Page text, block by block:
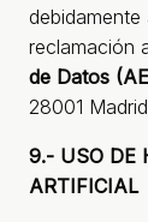
reclamación
de Datos
28001
9.- USO DE
ARTIFICIAL